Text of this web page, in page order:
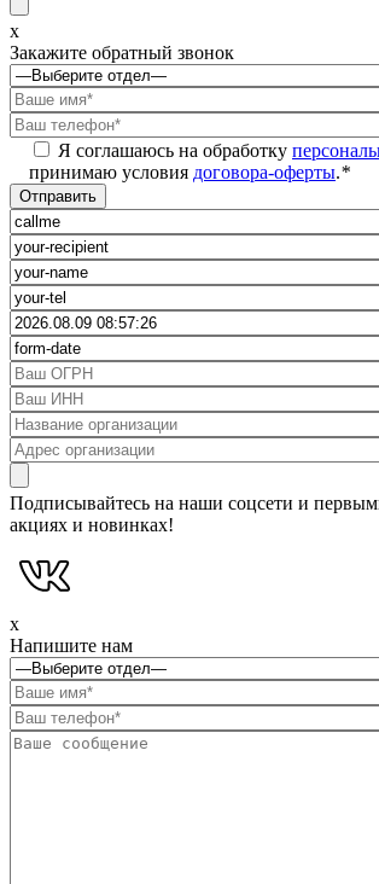
x
Закажите обратный звонок
Я соглашаюсь на обработку
принимаю условия договора-оферты.*
Подписывайтесь на наши соцсети и
акциях и новинках!
x
Напишите нам